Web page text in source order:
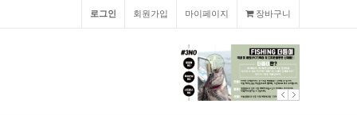
장바구니
마이페이지
회원가입
로그인